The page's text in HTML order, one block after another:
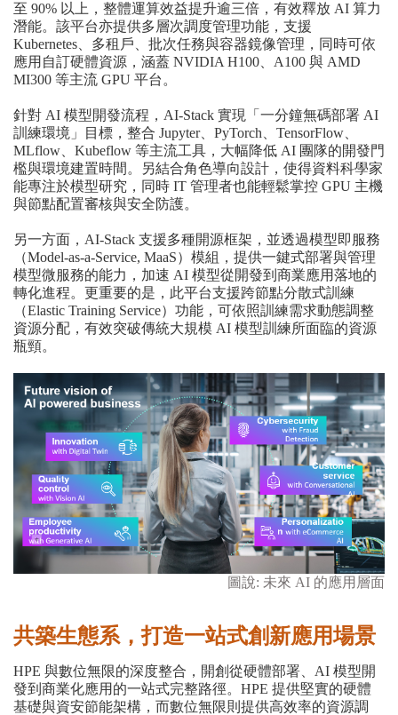
至 90% 以上，整體運算效益提升逾三倍，有效釋放 AI 算力
潛能。該平台亦提供多層次調度管理功能，支援
Kubernetes、多租戶、批次任務與容器鏡像管理，同時可依
應用自訂硬體資源，涵蓋 NVIDIA H100、A100 與 AMD
MI300 等主流 GPU 平台。
針對 AI 模型開發流程，AI-Stack 實現「一分鐘無碼部署 AI
訓練環境」目標，整合 Jupyter、PyTorch、TensorFlow、
MLflow、Kubeflow 等主流工具，大幅降低 AI 團隊的開發門
檻與環境建置時間。另結合角色導向設計，使得資料科學家
能專注於模型研究，同時 IT 管理者也能輕鬆掌控 GPU 主機
與節點配置審核與安全防護。
另一方面，AI-Stack 支援多種開源框架，並透過模型即服務
（Model-as-a-Service, MaaS）模組，提供一鍵式部署與管理
模型微服務的能力，加速 AI 模型從開發到商業應用落地的
轉化進程。更重要的是，此平台支援跨節點分散式訓練
（Elastic Training Service）功能，可依照訓練需求動態調整
資源分配，有效突破傳統大規模 AI 模型訓練所面臨的資源
瓶頸。
圖說: 未來 AI 的應用層面
共築生態系，打造一站式創新應用場景
HPE 與數位無限的深度整合，開創從硬體部署、AI 模型開
發到商業化應用的一站式完整路徑。HPE 提供堅實的硬體
基礎與資安節能架構，而數位無限則提供高效率的資源調